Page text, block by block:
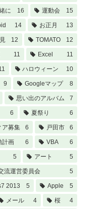
に 16 運動会 15
14 お正月 13
12 TOMATO 12
11 Excel 11
ハロウィーン 10
9 Googleマップ 8
思い出のアルバム 7
6 夏祭り 6
ア募集 6 戸田市 6
計画 6 VBA 6
5 アート 5
流運営委員会 5
2013 5 Apple 5
メール 4 桜 4